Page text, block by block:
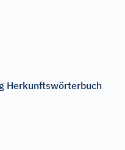
Herkunftswörterbuch